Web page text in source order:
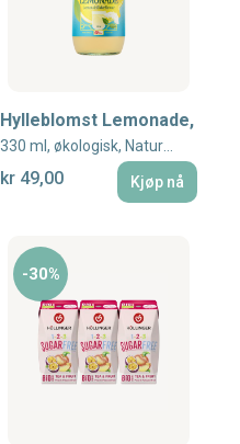
Hylleblomst Lemonade,
kr 49,00 Kjøp nå
-30%